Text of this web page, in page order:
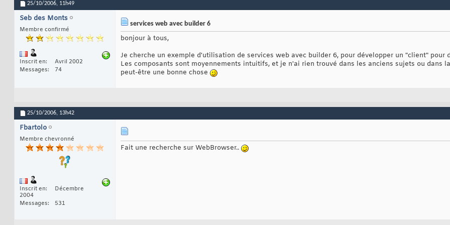
25/10/2006, 11h49
Seb des Monts
Membre confirmé
Inscrit en
Avril 2002
Messages
74
services web avec builder 6
bonjour à tous,
Je cherche un exemple d'utilisation de services web avec builder 6, pour développer un "client" pour
Les composants sont moyennements intuitifs, et je n'ai rien trouvé dans les anciens sujets ou dans
peut-être une bonne chose
25/10/2006, 13h42
Fbartolo
Membre chevronné
Inscrit en
Décembre
2004
Messages
531
Fait une recherche sur WebBrowser..